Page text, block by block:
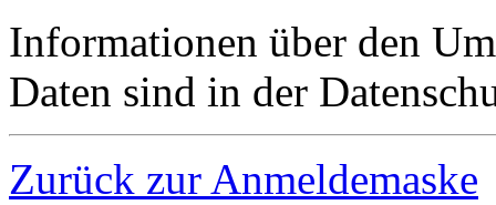
Informationen über den
Daten sind in der
Zurück zur Anmeldemaske